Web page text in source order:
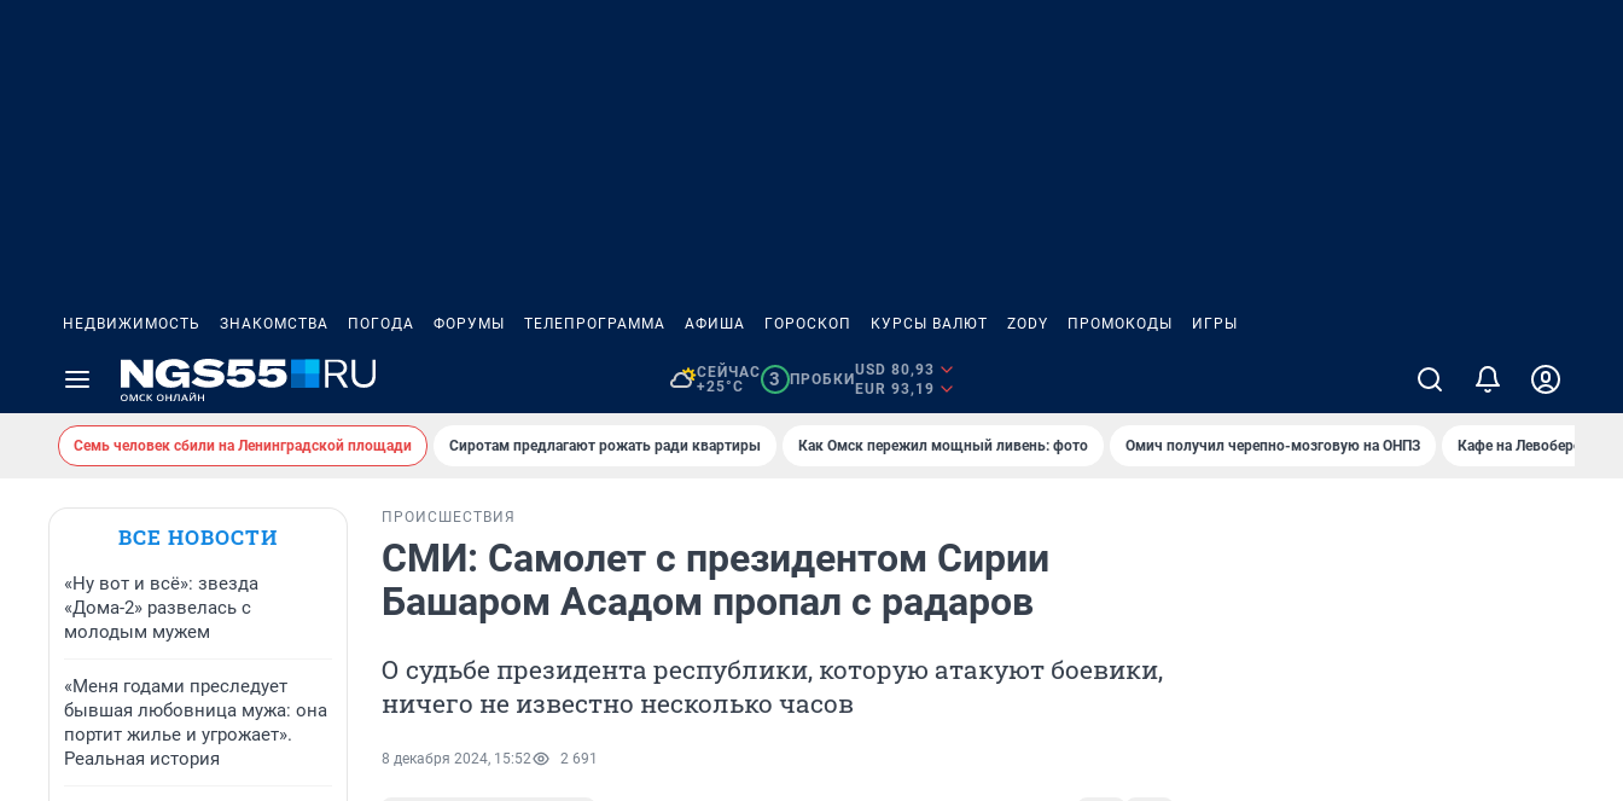
НЕДВИЖИМОСТЬ ЗНАКОМСТВА ПОГОДА ФОРУМЫ ТЕЛЕПРОГРАММА АФИША ГОРОСКОП КУРСЫ ВАЛЮТ ZODY ПРОМОКОДЫ ИГРЫ
СЕЙЧАС
+25°C
3 ПРОБКИ
USD 80,93
EUR 93,19
Семь человек сбили на Ленинградской площади Сиротам предлагают рожать ради квартиры Как Омск пережил мощный ливень: фото Омич получил черепно-мозговую на ОНПЗ Кафе на Левобережье
ВСЕ НОВОСТИ
«Ну вот и всё»: звезда
«Дома-2» развелась с
молодым мужем
«Меня годами преследует
бывшая любовница мужа: она
портит жилье и угрожает».
Реальная история
ПРОИСШЕСТВИЯ
СМИ: Самолет с президентом Сирии
Башаром Асадом пропал с радаров
О судьбе президента республики, которую атакуют боевики,
ничего не известно несколько часов
8 декабря 2024, 15:52 2 691